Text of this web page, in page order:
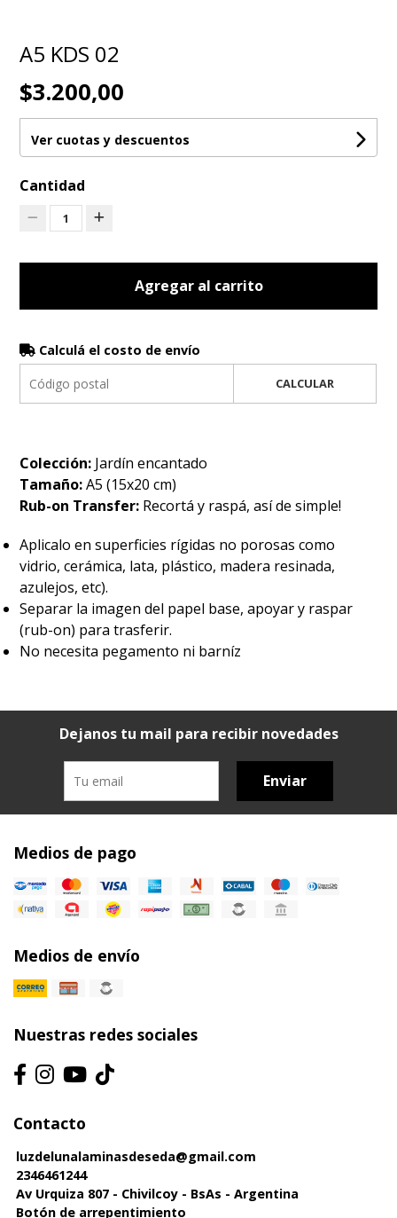
A5 KDS 02
$3.200,00
Ver cuotas y descuentos
Cantidad
1
Agregar al carrito
Calculá el costo de envío
CALCULAR
Colección: Jardín encantado
Tamaño:A5 (15x20 cm)
Rub-on Transfer: Recortá y raspá, así de simple!
Aplicalo en superficies rígidas no porosas como
vidrio, cerámica, lata, plástico, madera resinada,
azulejos, etc).
Separar la imagen del papel base, apoyar y raspar
(rub-on) para trasferir.
No necesita pegamento ni barníz
Dejanos tu mail para recibir novedades
Enviar
Medios de pago
Medios de envío
Nuestras redes sociales
Contacto
luzdelunalaminasdeseda@gmail.com
2346461244
Av Urquiza 807 - Chivilcoy - BsAs - Argentina
Botón de arrepentimiento